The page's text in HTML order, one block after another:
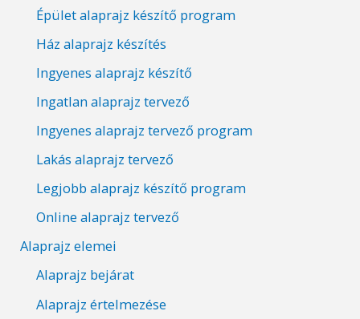
Épület alaprajz készítő program
Ház alaprajz készítés
Ingyenes alaprajz készítő
Ingatlan alaprajz tervező
Ingyenes alaprajz tervező program
Lakás alaprajz tervező
Legjobb alaprajz készítő program
Online alaprajz tervező
Alaprajz elemei
Alaprajz bejárat
Alaprajz értelmezése